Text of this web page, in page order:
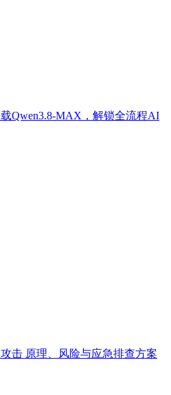
Qwen3.8-MAX，解锁全流程AI
击 原理、风险与应急排查方案